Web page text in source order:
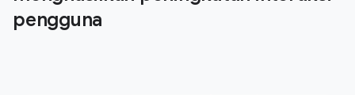
pengguna